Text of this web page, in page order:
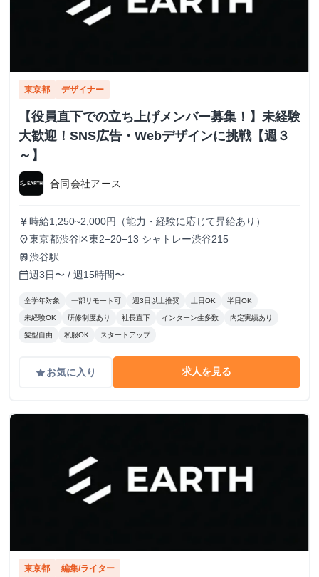
東京都 デザイナー
【役員直下での立ち上げメンバー募集！】未経験
大歓迎！SNS広告・Webデザインに挑戦【週３
～】
合同会社アース
currency_yen 時給1,250~2,000円（能力・経験に応じて昇給あり）
place東京都渋谷区東2−20−13 シャトレー渋谷215
train渋谷駅
calendar_today週3日〜 / 週15時間〜
全学年対象 一部リモート可 週3日以上推奨 土日OK 半日OK
未経験OK 研修制度あり 社長直下 インターン生多数 内定実績あり
髪型自由 私服OK スタートアップ
gradeお気に入り 求人を見る
東京都 編集/ライター